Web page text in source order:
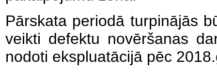
Pārskata periodā turpinājās
veikti defektu novēršanas
nodoti ekspluatācijā pēc